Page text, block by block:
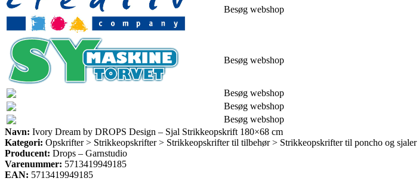
Besøg webshop
Besøg webshop
Besøg webshop
Besøg webshop
Besøg webshop
Navn: Ivory Dream by DROPS Design – Sjal Strikkeopskrift 180×68 cm
Kategori: Opskrifter > Strikkeopskrifter > Strikkeopskrifter til tilbehør > Strikkeopskrifter til poncho og sjaler
Producent: Drops – Garnstudio
Varenummer: 5713419949185
EAN: 5713419949185